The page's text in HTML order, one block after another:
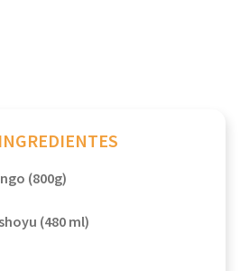
INGREDIENTES
(800g)
(480 ml)